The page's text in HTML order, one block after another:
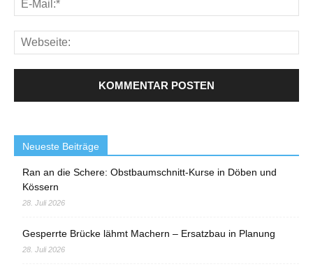
Neueste Beiträge
Ran an die Schere: Obstbaumschnitt-Kurse in Döben und
Kössern
28. Juli 2026
Gesperrte Brücke lähmt Machern – Ersatzbau in Planung
28. Juli 2026